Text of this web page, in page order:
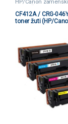
HP/Canon
kertridži
Zamenski
CF412A / CRG-
toner žuti (HP/